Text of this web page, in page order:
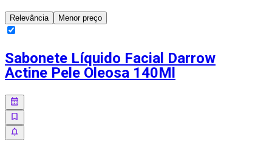
Relevância Menor preço
Sabonete Líquido Facial Darrow
Actine Pele Oleosa 140Ml